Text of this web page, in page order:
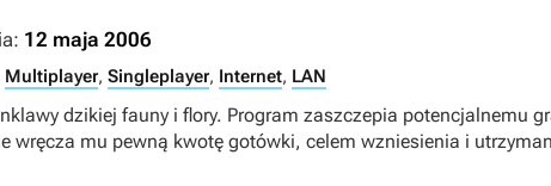
12 maja 2006
Multiplayer, Singleplayer, Internet, LAN
dzikiej fauny i flory. Program zaszczepia potencjalnemu
wręcza mu pewną kwotę gotówki, celem wzniesienia i